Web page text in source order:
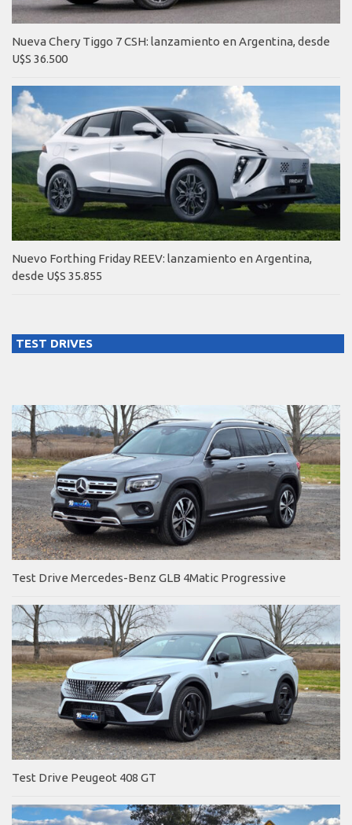
Nueva Chery Tiggo 7 CSH: lanzamiento en Argentina, desde
U$S 36.500
Nuevo Forthing Friday REEV: lanzamiento en Argentina,
desde U$S 35.855
TEST DRIVES
Test Drive Mercedes-Benz GLB 4Matic Progressive
Test Drive Peugeot 408 GT